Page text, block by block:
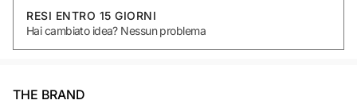
RESI ENTRO 15 GIORNI
Hai cambiato idea? Nessun problema
THE BRAND